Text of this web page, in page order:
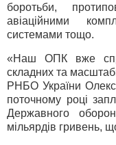
боротьби,
авіаційними
системами тощо.
«Наш ОПК вже
складних та
РНБО України
поточному році
Державного
мільярдів гривень,